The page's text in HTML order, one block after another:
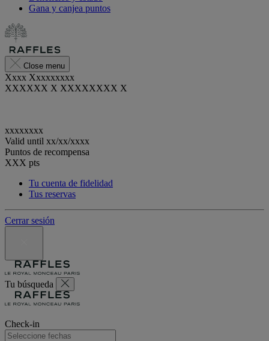
Gana y canjea puntos
Close menu
Xxxx Xxxxxxxxx
XXXXXX X XXXXXXXX X
xxxxxxxx
Valid until xx/xx/xxxx
Puntos de recompensa
XXX pts
Tu cuenta de fidelidad
Tus reservas
Cerrar sesión
Tu búsqueda
Check-in